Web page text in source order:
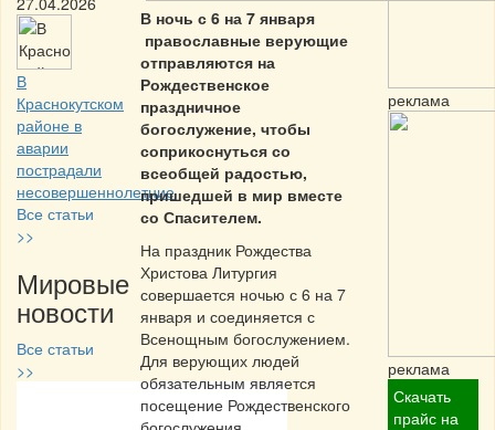
В
Краснокутском
районе в
аварии
пострадали
несовершеннолетние
Все статьи
>>
Мировые
новости
Все статьи
>>
В ночь с 6 на 7 января
православные верующие
отправляются на
Рождественское
праздничное
богослужение, чтобы
соприкоснуться со
всеобщей радостью,
пришедшей в мир вместе
со Спасителем.
На праздник Рождества
Христова Литургия
совершается ночью с 6 на 7
января и соединяется с
Всенощным богослужением.
Для верующих людей
обязательным является
посещение Рождественского
реклама
реклама
Скачать
прайс на